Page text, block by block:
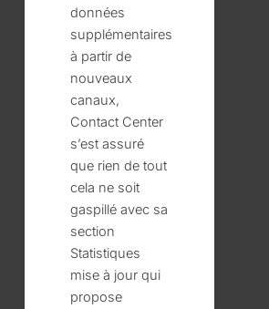
données
supplémentaires
à partir de
nouveaux
canaux,
Contact Center
s’est assuré
que rien de tout
cela ne soit
gaspillé avec sa
section
Statistiques
mise à jour qui
propose